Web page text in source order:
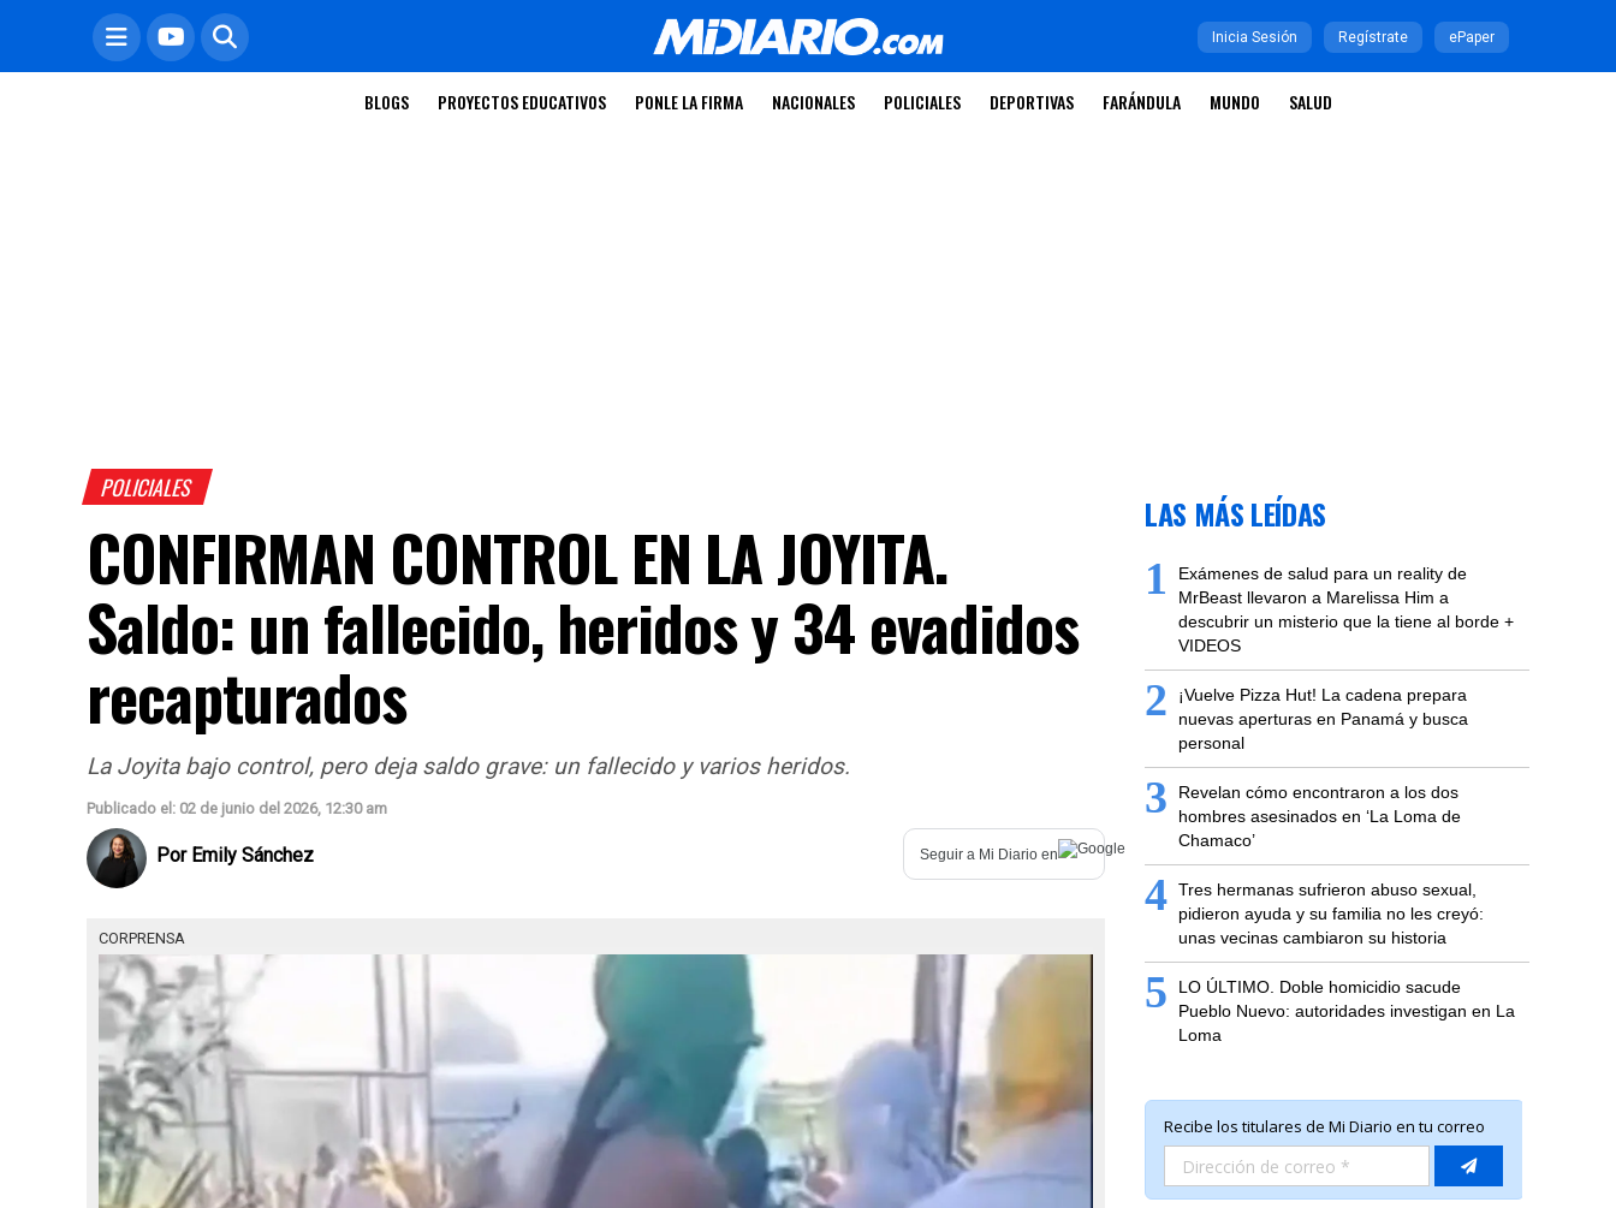
Inicia Sesión Regístrate ePaper
BLOGS PROYECTOS EDUCATIVOS PONLE LA FIRMA NACIONALES POLICIALES DEPORTIVAS FARÁNDULA MUNDO SALUD
POLICIALES
CONFIRMAN CONTROL EN LA JOYITA.
Saldo: un fallecido, heridos y 34 evadidos
recapturados
La Joyita bajo control, pero deja saldo grave: un fallecido y varios heridos.
Publicado el: 02 de junio del 2026, 12:30 am
Por Emily Sánchez Seguir a Mi Diario en
CORPRENSA
LAS MÁS LEÍDAS
1
Exámenes de salud para un reality de
MrBeast llevaron a Marelissa Him a
descubrir un misterio que la tiene al borde +
VIDEOS
2
¡Vuelve Pizza Hut! La cadena prepara
nuevas aperturas en Panamá y busca
personal
3
Revelan cómo encontraron a los dos
hombres asesinados en ‘La Loma de
Chamaco’
4 Tres hermanas sufrieron abuso sexual,
pidieron ayuda y su familia no les creyó:
unas vecinas cambiaron su historia
5
LO ÚLTIMO. Doble homicidio sacude
Pueblo Nuevo: autoridades investigan en La
Loma